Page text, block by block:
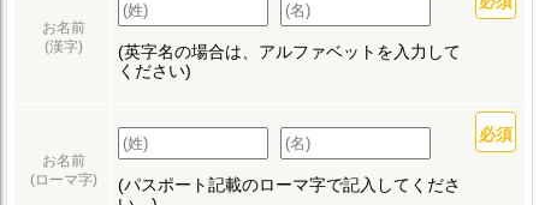
お名前
(漢字)
(英字名の場合は、アルファベットを入力して
ください)
お名前
(ローマ字)
(パスポート記載のローマ字で記入してくださ